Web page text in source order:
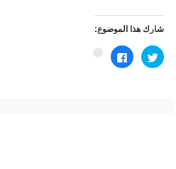
شارك هذا الموضوع:
اضغط
للمشاركة
على
انقر
للمشاركة
على